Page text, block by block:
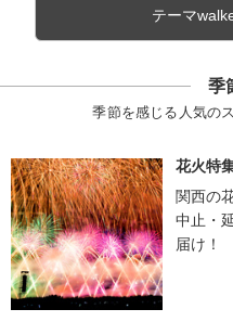
テーマ
季
季節を感じる人気の
花火特
関西の
中止・
届け！